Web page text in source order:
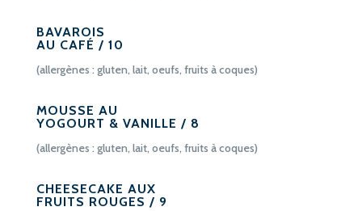
BAVAROIS
AU CAFÉ / 10
(allergènes : gluten, lait, oeufs, fruits à coques)
MOUSSE AU
YOGOURT & VANILLE / 8
(allergènes : gluten, lait, oeufs, fruits à coques)
CHEESECAKE AUX
FRUITS ROUGES / 9